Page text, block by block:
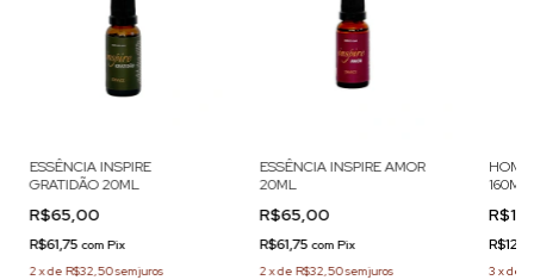
ESSÊNCIA INSPIRE
GRATIDÃO 20ML
R$65,00
R$61,75com Pix
2 xde R$32,50sem juros
ESSÊNCIA INSPIRE AMOR
20ML
R$65,00
R$61,75com Pix
2xde R$32,50sem juros
HOME
160ML
3 xde